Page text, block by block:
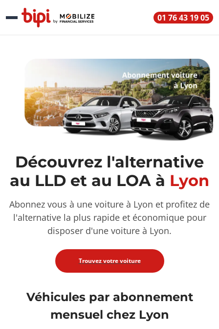
01 76 43 19 05
Découvrez l'alternative
au LLD et au LOA à Lyon
Abonnez vous à une voiture à Lyon et profitez de
l'alternative la plus rapide et économique pour
disposer d'une voiture à Lyon.
Trouvez votre voiture
Véhicules par abonnement
mensuel chez Lyon